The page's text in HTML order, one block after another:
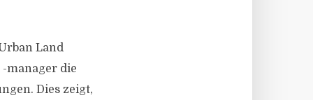
Land
manager die
Dies zeigt,